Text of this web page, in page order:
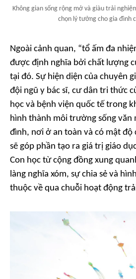
Không gian sống rộng mở và giàu trải
chọn lý tưởng cho gia đình
Ngoài cảnh quan, “tổ ấm đa
được định nghĩa bởi chất lượng
tại đó. Sự hiện diện của chuyên
đội ngũ y bác sĩ, cư dân tri thức
học và bệnh viện quốc tế trong
hình thành môi trường sống văn
đình, nơi ở an toàn và có mật độ
sẽ góp phần tạo ra giá trị giáo
Con học từ cộng đồng xung
làng nghĩa xóm, sự chia sẻ và
thuộc về qua chuỗi hoạt động